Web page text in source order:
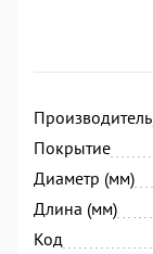
Производитель
Покрытие
Диаметр (мм)
Длина (мм)
Код